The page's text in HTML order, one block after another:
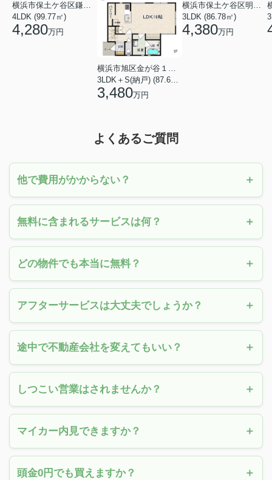
横浜市保土ケ谷区鎌谷町
4LDK (99.77㎡)
4,280万円
横浜市旭区金が谷１丁目
3LDK＋S(納戸) (87.61㎡)
3,480万円
横浜市保土ケ谷区明神台
3LDK (86.78㎡)
4,380万円
よくあるご質問
他で費用がかからない？
無料に含まれるサービスは何？
どの物件でも本当に無料？
アフターサービスは大丈夫でしょうか？
途中で不動産会社を変えてもいい？
しつこい営業はされませんか？
マイカー内見できますか？
頭金0円でも買えますか？